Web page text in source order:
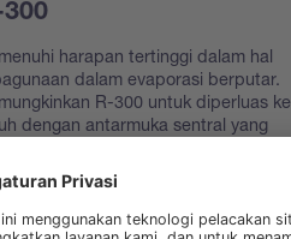
harapan tertinggi dalam hal
dalam evaporasi berputar.
R-300 untuk diperluas ke
dengan antarmuka sentral yang